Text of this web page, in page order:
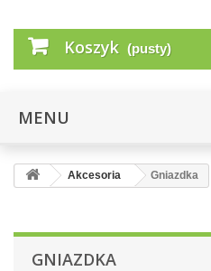
Koszyk (pusty)
MENU
Akcesoria Gniazdka
GNIAZDKA